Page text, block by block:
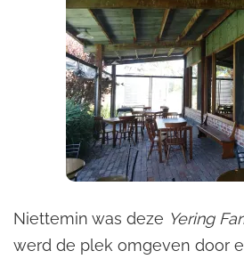
Niettemin was deze Yering
werd de plek omgeven door